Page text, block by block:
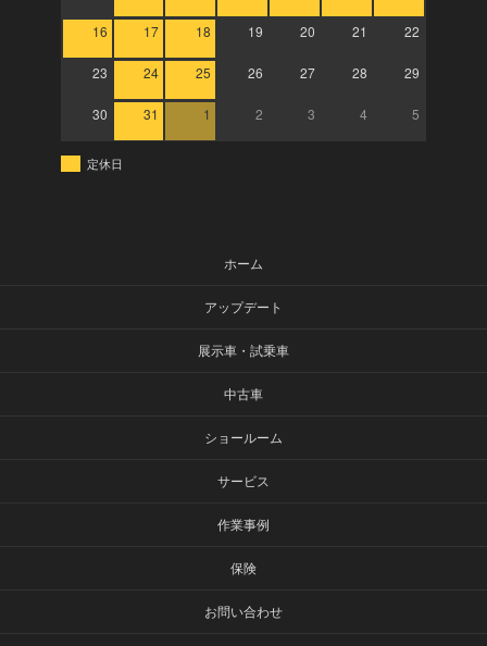
16 17 18 19 20 21 22
23 24 25 26 27 28 29
30 31 1 2 3 4 5
定休日
ホーム
アップデート
展示車・試乗車
中古車
ショールーム
サービス
作業事例
保険
お問い合わせ